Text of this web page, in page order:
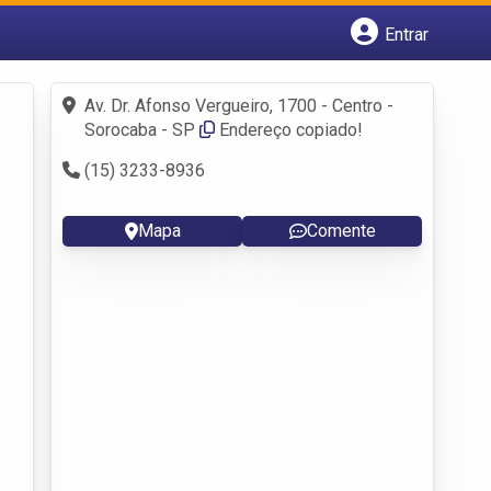
Entrar
Fazer login
Criar conta
Av. Dr. Afonso Vergueiro, 1700 - Centro -
Sorocaba - SP
Endereço copiado!
(15) 3233-8936
Mapa Comente